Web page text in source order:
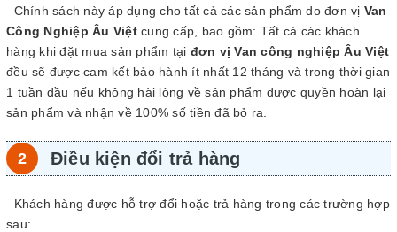
Chính sách này áp dụng cho tất cả các sản phẩm do đơn vị Van
Công Nghiệp Âu Việtcung cấp, bao gồm: Tất cả các khách
hàng khi đặt mua sản phẩm tại đơn vị Van công nghiệp Âu Việt
đều sẽ được cam kết bảo hành ít nhất 12 tháng và trong thời gian
1 tuần đầu nếu không hài lòng về sản phẩm được quyền hoàn lại
sản phẩm và nhận về 100% số tiền đã bỏ ra.
Điều kiện đổi trả hàng
Khách hàng được hỗ trợ đổi hoặc trả hàng trong các trường hợp
sau: